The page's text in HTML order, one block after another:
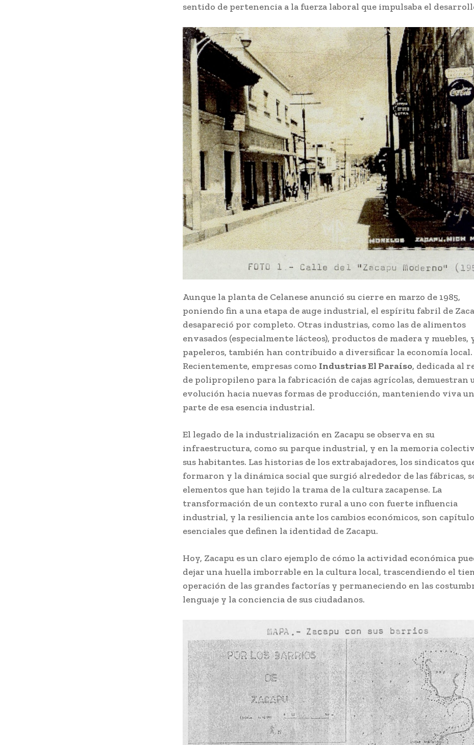
sentido de pertenencia a la fuerza laboral que impulsaba el
Aunque la planta de Celanese anunció su cierre en marzo de 1985,
poniendo fin a una etapa de auge industrial, el espíritu fabril de
desapareció por completo. Otras industrias, como las de alimentos
envasados (especialmente lácteos), productos de madera y muebles,
papeleros, también han contribuido a diversificar la economía local.
Recientemente, empresas como Industrias El Paraíso, dedicada al
de polipropileno para la fabricación de cajas agrícolas, demuestran
evolución hacia nuevas formas de producción, manteniendo viva
parte de esa esencia industrial.
El legado de la industrialización en Zacapu se observa en su
infraestructura, como su parque industrial, y en la memoria
sus habitantes. Las historias de los extrabajadores, los sindicatos
formaron y la dinámica social que surgió alrededor de las fábricas,
elementos que han tejido la trama de la cultura zacapense. La
transformación de un contexto rural a uno con fuerte influencia
industrial, y la resiliencia ante los cambios económicos, son
esenciales que definen la identidad de Zacapu.
Hoy, Zacapu es un claro ejemplo de cómo la actividad económica
dejar una huella imborrable en la cultura local, trascendiendo el
operación de las grandes factorías y permaneciendo en las
lenguaje y la conciencia de sus ciudadanos.